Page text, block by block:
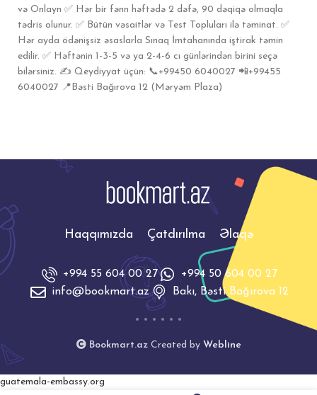
və Onlayn ✅ Hər bir fənn həftədə 2 dəfə, 90 dəqiqə olmaqla
tədris olunur. ✅ Bütün vəsaitlər və Test Topluları ilə təminat. ✅
Hər ayda ödənişsiz əsaslarla Sınaq İmtahanında iştirak təmin
edilir. ✅ Həftənin 1-3-5 və ya 2-4-6 cı günlərindən birini seçə
bilərsiniz. ✍️ Qeydiyyat üçün: 📞+99450 6040027 📲+99455
6040027 📍Bəsti Bağırova 12 (Məryəm Plaza)
Haqqımızda Çatdırılma Əlaqə
+994 55 604 00 27
+994 50 604 00 27
info@bookmart.az
Bakı, Bəsti Bağırova 12
Bookmart.azCreated by Webline
guatemala-embassy.org